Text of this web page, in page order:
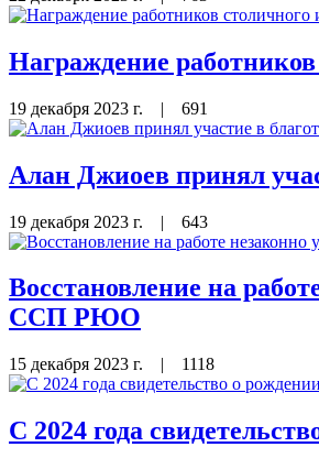
Награждение
19 декабря 2023 г. | 691
Алан Джиоев принял
19 декабря 2023 г. | 643
Восстановление на
ССП РЮО
15 декабря 2023 г. | 1118
С 2024 года